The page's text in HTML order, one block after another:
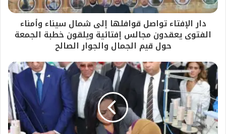
دار الإفتاء تواصل قوافلها إلى شمال سيناء وأمناء
الفتوى يعقدون مجالس إفتائية ويلقون خطبة الجمعة
حول قيم الجمال والجوار الصالح